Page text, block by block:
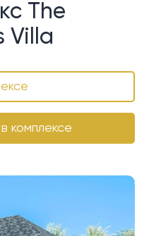
The
Villa
комплексе